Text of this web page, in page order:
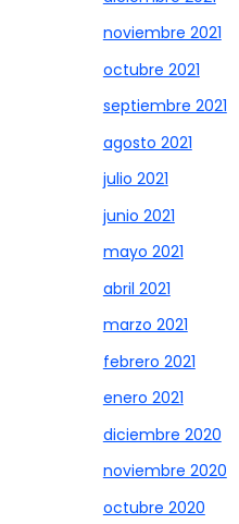
noviembre 2021
octubre 2021
septiembre 2021
agosto 2021
julio 2021
junio 2021
mayo 2021
abril 2021
marzo 2021
febrero 2021
enero 2021
diciembre 2020
noviembre 2020
octubre 2020